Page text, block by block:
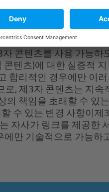
제공자로서 AUCOTEC
조)는 AUCOTEC AG의
자 콘텐츠를 사용 가능하
콘텐츠)에 대한 실증적 지
합리적인 경우에만 이러
로, 제3자 콘텐츠는 지속
의 책임을 초래할 수 있는
수 있는 변경 사항이제3
자사가 링크를 제공한
만 기술적으로 가능하